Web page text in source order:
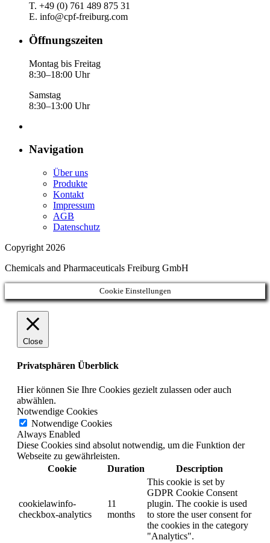
T. +49 (0) 761 489 875 31
E. info@cpf-freiburg.com
Öffnungszeiten
Montag bis Freitag
8:30–18:00 Uhr
Samstag
8:30–13:00 Uhr
Navigation
Über uns
Produkte
Kontakt
Impressum
AGB
Datenschutz
Copyright 2026
Chemicals and Pharmaceuticals Freiburg GmbH
Cookie Einstellungen
Close
Privatsphären Überblick
Hier können Sie Ihre Cookies gezielt zulassen oder auch
abwählen.
Notwendige Cookies
Notwendige Cookies
Always Enabled
Diese Cookies sind absolut notwendig, um die Funktion der
Webseite zu gewährleisten.
Cookie
Duration Description
cookielawinfo-
checkbox-analytics
11
months
This cookie is set by
GDPR Cookie Consent
plugin. The cookie is used
to store the user consent for
the cookies in the category
"Analytics".